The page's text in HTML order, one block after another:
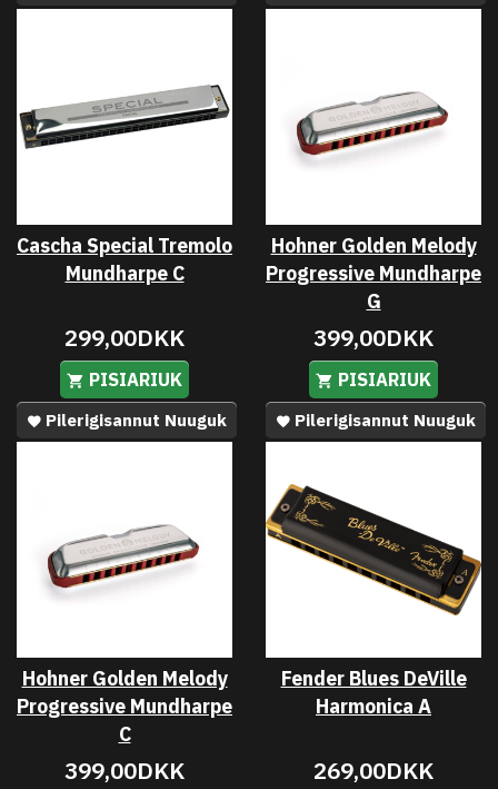
Cascha Special Tremolo
Mundharpe C
299,00DKK
PISIARIUK
Pilerigisannut Nuuguk
Hohner Golden Melody
Progressive Mundharpe
G
399,00DKK
PISIARIUK
Pilerigisannut Nuuguk
Hohner Golden Melody
Progressive Mundharpe
C
399,00DKK
Fender Blues DeVille
Harmonica A
269,00DKK